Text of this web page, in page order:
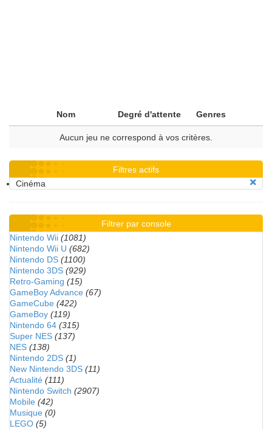
Nom Degré d'attente Genres
Aucun jeu ne correspond à vos critères.
Filtres actifs
Cinéma
Filtrer par console
Nintendo Wii (1081)
Nintendo Wii U (682)
Nintendo DS (1100)
Nintendo 3DS (929)
Retro-Gaming (15)
GameBoy Advance (67)
GameCube (422)
GameBoy (119)
Nintendo 64 (315)
Super NES (137)
NES (138)
Nintendo 2DS (1)
New Nintendo 3DS (11)
Actualité (111)
Nintendo Switch (2907)
Mobile (42)
Musique (0)
LEGO (5)